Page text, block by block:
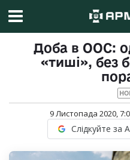
Доба в ООС:
«тиші», без
9 Листопада 2020,
Слідкуйте за